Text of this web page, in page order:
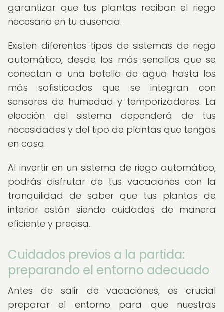
garantizar que tus plantas reciban el riego
necesario en tu ausencia.
Existen diferentes tipos de sistemas de riego
automático, desde los más sencillos que se
conectan a una botella de agua hasta los
más sofisticados que se integran con
sensores de humedad y temporizadores. La
elección del sistema dependerá de tus
necesidades y del tipo de plantas que tengas
en casa.
Al invertir en un sistema de riego automático,
podrás disfrutar de tus vacaciones con la
tranquilidad de saber que tus plantas de
interior están siendo cuidadas de manera
eficiente y precisa.
Cuidados previos a la partida:
preparando el entorno adecuado
Antes de salir de vacaciones, es crucial
preparar el entorno para que nuestras